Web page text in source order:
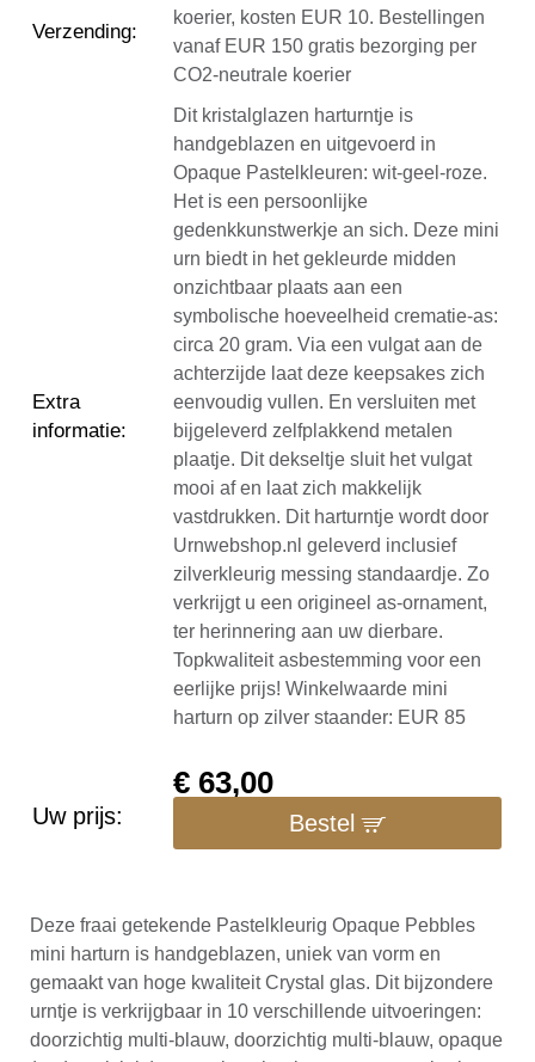
Verzending:
koerier, kosten EUR 10. Bestellingen
vanaf EUR 150 gratis bezorging per
CO2-neutrale koerier
Extra
informatie:
Dit kristalglazen harturntje is
handgeblazen en uitgevoerd in
Opaque Pastelkleuren: wit-geel-roze.
Het is een persoonlijke
gedenkkunstwerkje an sich. Deze mini
urn biedt in het gekleurde midden
onzichtbaar plaats aan een
symbolische hoeveelheid crematie-as:
circa 20 gram. Via een vulgat aan de
achterzijde laat deze keepsakes zich
eenvoudig vullen. En versluiten met
bijgeleverd zelfplakkend metalen
plaatje. Dit dekseltje sluit het vulgat
mooi af en laat zich makkelijk
vastdrukken. Dit harturntje wordt door
Urnwebshop.nl geleverd inclusief
zilverkleurig messing standaardje. Zo
verkrijgt u een origineel as-ornament,
ter herinnering aan uw dierbare.
Topkwaliteit asbestemming voor een
eerlijke prijs! Winkelwaarde mini
harturn op zilver staander: EUR 85
Uw prijs:
€ 63,00
Bestel
Deze fraai getekende Pastelkleurig Opaque Pebbles
mini harturn is handgeblazen, uniek van vorm en
gemaakt van hoge kwaliteit Crystal glas. Dit bijzondere
urntje is verkrijgbaar in 10 verschillende uitvoeringen:
doorzichtig multi-blauw, doorzichtig multi-blauw, opaque